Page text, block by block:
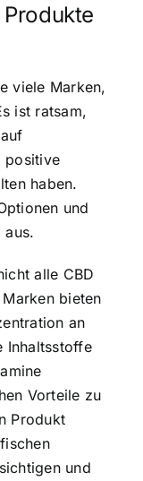
viele Marken,
ist ratsam,
positive
haben.
und
aus.
alle CBD
bieten
an
Inhaltsstoffe
Vorteile zu
Produkt
und